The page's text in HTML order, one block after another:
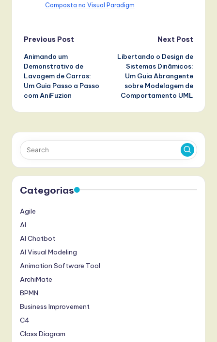
Composta no Visual Paradigm
Post
navigation
Previous Post
Animando um
Demonstrativo de
Lavagem de Carros:
Um Guia Passo a Passo
com AniFuzion
Next Post
Libertando o Design de
Sistemas Dinâmicos:
Um Guia Abrangente
sobre Modelagem de
Comportamento UML
Categorias
Agile
AI
AI Chatbot
AI Visual Modeling
Animation Software Tool
ArchiMate
BPMN
Business Improvement
C4
Class Diagram